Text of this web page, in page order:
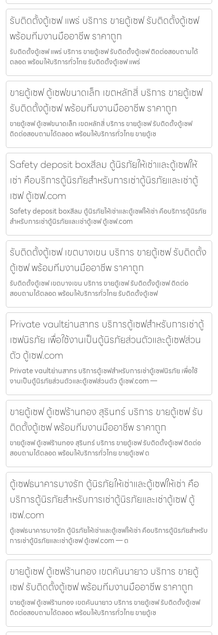
รับติดตั้งตู้เซฟ แพร่ บริการ ขายตู้เซฟ รับติดตั้งตู้เซฟ
พร้อมทีมงานมืออาชีพ ราคาถูก
รับติดตั้งตู้เซฟ แพร่ บริการ ขายตู้เซฟ รับติดตั้งตู้เซฟ ติดต่อสอบถามได้
ตลอด พร้อมให้บริการทั่วไทย รับติดตั้งตู้เซฟ แพร่
ขายตู้เซฟ ตู้เซฟขนาดเล็ก เขตหลักสี่ บริการ ขายตู้เซฟ
รับติดตั้งตู้เซฟ พร้อมทีมงานมืออาชีพ ราคาถูก
ขายตู้เซฟ ตู้เซฟขนาดเล็ก เขตหลักสี่ บริการ ขายตู้เซฟ รับติดตั้งตู้เซฟ
ติดต่อสอบถามได้ตลอด พร้อมให้บริการทั่วไทย ขายตู้เซ
Safety deposit boxสีลม ตู้นิรภัยให้เช่าและตู้เซฟให้
เช่า คือบริการตู้นิรภัยสำหรับการเช่าตู้นิรภัยและเช่าตู้
เซฟ ตู้เซฟ.com
Safety deposit boxสีลม ตู้นิรภัยให้เช่าและตู้เซฟให้เช่า คือบริการตู้นิรภัย
สำหรับการเช่าตู้นิรภัยและเช่าตู้เซฟ ตู้เซฟ.com
รับติดตั้งตู้เซฟ เขตบางเขน บริการ ขายตู้เซฟ รับติดตั้ง
ตู้เซฟ พร้อมทีมงานมืออาชีพ ราคาถูก
รับติดตั้งตู้เซฟ เขตบางเขน บริการ ขายตู้เซฟ รับติดตั้งตู้เซฟ ติดต่อ
สอบถามได้ตลอด พร้อมให้บริการทั่วไทย รับติดตั้งตู้เซฟ
Private vaultย่านสาทร บริการตู้เซฟสำหรับการเช่าตู้
เซฟนิรภัย เพื่อใช้งานเป็นตู้นิรภัยส่วนตัวและตู้เซฟส่วน
ตัว ตู้เซฟ.com
Private vaultย่านสาทร บริการตู้เซฟสำหรับการเช่าตู้เซฟนิรภัย เพื่อใช้
งานเป็นตู้นิรภัยส่วนตัวและตู้เซฟส่วนตัว ตู้เซฟ.com —
ขายตู้เซฟ ตู้เซฟร้านทอง สุรินทร์ บริการ ขายตู้เซฟ รับ
ติดตั้งตู้เซฟ พร้อมทีมงานมืออาชีพ ราคาถูก
ขายตู้เซฟ ตู้เซฟร้านทอง สุรินทร์ บริการ ขายตู้เซฟ รับติดตั้งตู้เซฟ ติดต่อ
สอบถามได้ตลอด พร้อมให้บริการทั่วไทย ขายตู้เซฟ ต
ตู้เซฟธนาคารบางรัก ตู้นิรภัยให้เช่าและตู้เซฟให้เช่า คือ
บริการตู้นิรภัยสำหรับการเช่าตู้นิรภัยและเช่าตู้เซฟ ตู้
เซฟ.com
ตู้เซฟธนาคารบางรัก ตู้นิรภัยให้เช่าและตู้เซฟให้เช่า คือบริการตู้นิรภัยสำหรับ
การเช่าตู้นิรภัยและเช่าตู้เซฟ ตู้เซฟ.com — ต
ขายตู้เซฟ ตู้เซฟร้านทอง เขตคันนายาว บริการ ขายตู้
เซฟ รับติดตั้งตู้เซฟ พร้อมทีมงานมืออาชีพ ราคาถูก
ขายตู้เซฟ ตู้เซฟร้านทอง เขตคันนายาว บริการ ขายตู้เซฟ รับติดตั้งตู้เซฟ
ติดต่อสอบถามได้ตลอด พร้อมให้บริการทั่วไทย ขายตู้เซ